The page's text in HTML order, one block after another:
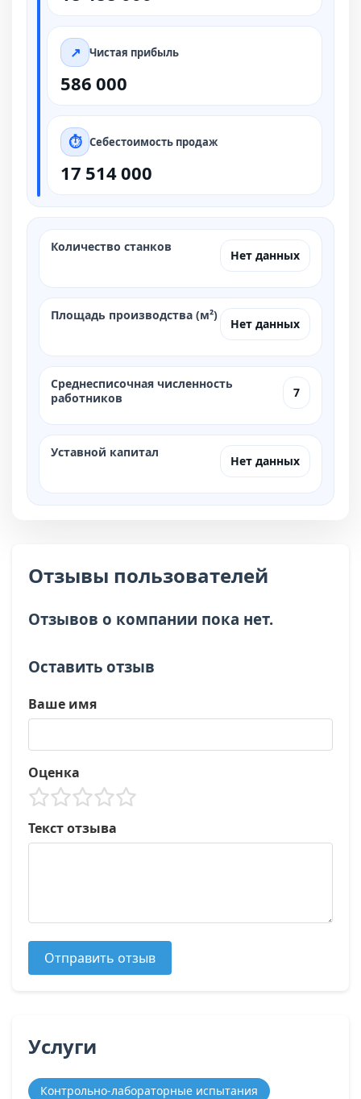
Чистая прибыль
586 000
Себестоимость продаж
17 514 000
Количество станков
Нет данных
Площадь производства (м²)
Нет данных
Среднесписочная численность
работников
7
Уставной капитал
Нет данных
Отзывы пользователей
Отзывов о компании пока нет.
Оставить отзыв
Ваше имя
Оценка
Текст отзыва
Отправить отзыв
Услуги
Контрольно-лабораторные испытания